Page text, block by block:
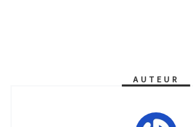
AUTEUR